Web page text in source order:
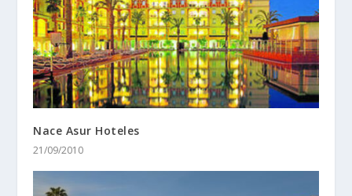
Nace Asur Hoteles
21/09/2010